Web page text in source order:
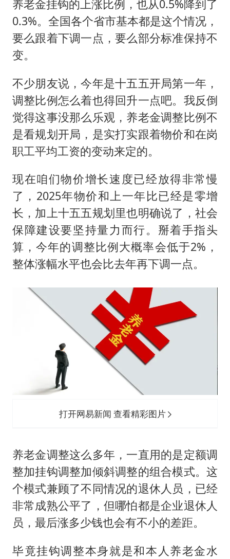
养老金挂钩的上涨比例，也从0.5%降到了
0.3%。全国各个省市基本都是这个情况，
要么跟着下调一点，要么部分标准保持不
变。
不少朋友说，今年是十五五开局第一年，
调整比例怎么着也得回升一点吧。我反倒
觉得这事没那么乐观，养老金调整比例不
是看规划开局，是实打实跟着物价和在岗
职工平均工资的变动来定的。
现在咱们物价增长速度已经放得非常慢
了，2025年物价和上一年比已经是零增
长，加上十五五规划里也明确说了，社会
保障建设要坚持量力而行。掰着手指头
算，今年的调整比例大概率会低于2%，
整体涨幅水平也会比去年再下调一点。
打开网易新闻 查看精彩图片
养老金调整这么多年，一直用的是定额调
整加挂钩调整加倾斜调整的组合模式。这
个模式兼顾了不同情况的退休人员，已经
非常成熟公平了，但哪怕都是企业退休人
员，最后涨多少钱也会有不小的差距。
毕竟挂钩调整本身就是和本人养老金水